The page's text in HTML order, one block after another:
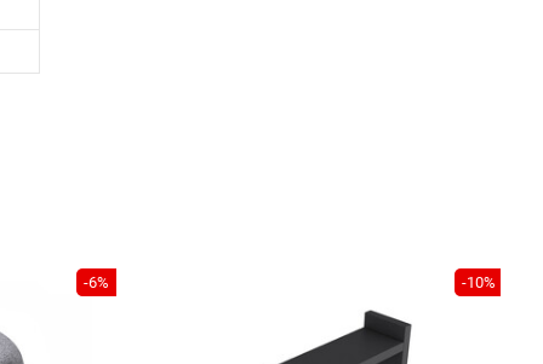
-6% -10%